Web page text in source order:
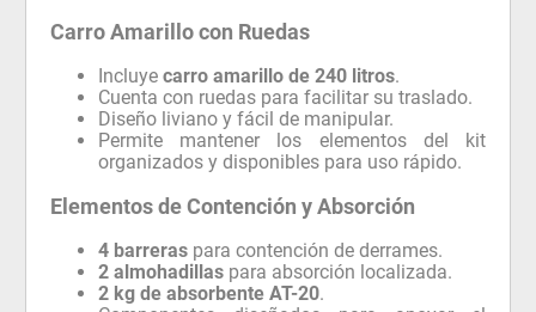
Carro Amarillo con Ruedas
Incluyecarro amarillo de 240 litros.
Cuenta con ruedas para facilitar su traslado.
Diseño liviano y fácil de manipular.
Permite mantener los elementos del kit
organizados y disponibles para uso rápido.
Elementos de Contención y Absorción
4 barreras para contención de derrames.
2 almohadillas para absorción localizada.
2 kg de absorbente AT-20.